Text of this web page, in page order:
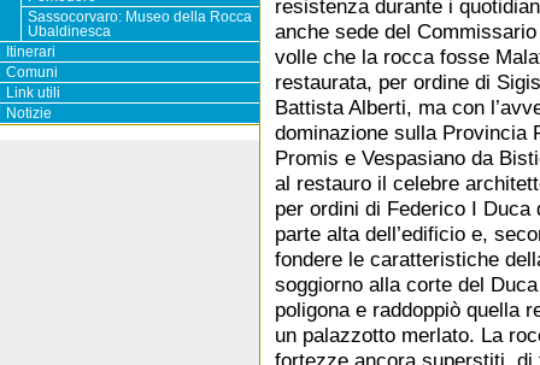
Sassocorvaro: Museo della Rocca
Ubaldinesca
Itinerari
Comuni
Link utili
Notizie
resistenza durante i
anche sede del
volle che la rocca fosse
restaurata, per ordine di
Battista Alberti, ma con
dominazione sulla Provincia
Promis e Vespasiano da
al restauro il celebre
per ordini di Federico I Duca
parte alta dell’edificio e,
fondere le caratteristiche
soggiorno alla corte del
poligona e raddoppiò quella
un palazzotto merlato. La
fortezze ancora superstiti,